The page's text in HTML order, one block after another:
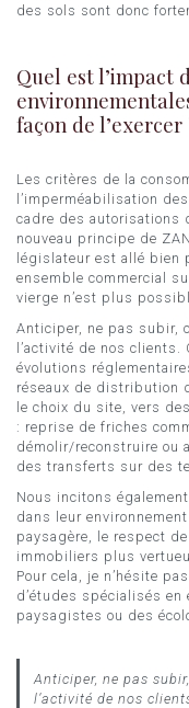
des sols sont donc
Quel est l’impact
façon de l’exercer
Les critères de la
l’imperméabilisation
cadre des autorisations
nouveau principe de
législateur est allé bien
ensemble commercial
vierge n’est plus
Anticiper, ne pas subir,
l’activité de nos
évolutions
réseaux de distribution
le choix du site, vers
: reprise de friches
démolir/reconstruire ou
des transferts sur des
Nous incitons
dans leur
paysagère, le respect
immobiliers plus
Pour cela, je n’hésite
d’études spécialisés
paysagistes ou des
Anticiper, ne pas
l’activité de nos